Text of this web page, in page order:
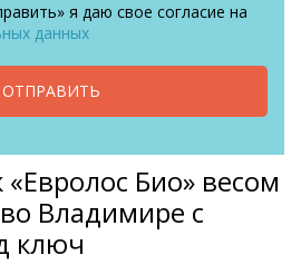
я даю свое согласие на
данных
ОТПРАВИТЬ
«Евролос Био» весом
Владимире с
ключ